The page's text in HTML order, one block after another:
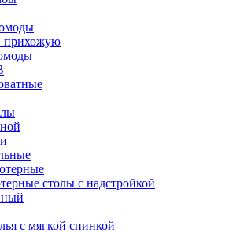
прихожую
столы с надстройкой
с мягкой спинкой